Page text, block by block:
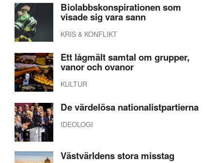
Biolabbskonspirationen som
visade sig vara sann
KRIS & KONFLIKT
Ett lågmält samtal om grupper,
vanor och ovanor
KULTUR
De värdelösa nationalistpartierna
IDEOLOGI
Västvärldens stora misstag